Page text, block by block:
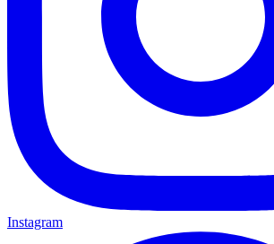
Instagram